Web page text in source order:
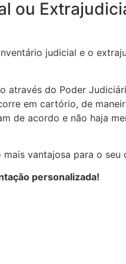
ou
judicial e o
através do Poder
em cartório, de
de acordo e não haja
vantajosa para o seu
personalizada!